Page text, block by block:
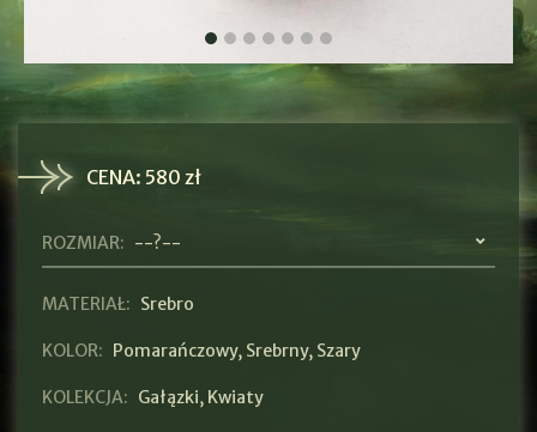
CENA: 580 zł
ROZMIAR: --?--
MATERIAŁ: Srebro
KOLOR: Pomarańczowy, Srebrny, Szary
KOLEKCJA: Gałązki, Kwiaty